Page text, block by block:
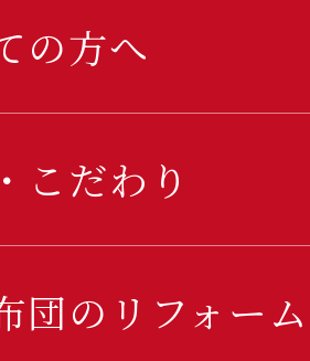
の方へ
こだわり
団のリフォーム